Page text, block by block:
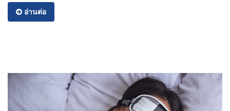
อ่านต่อ